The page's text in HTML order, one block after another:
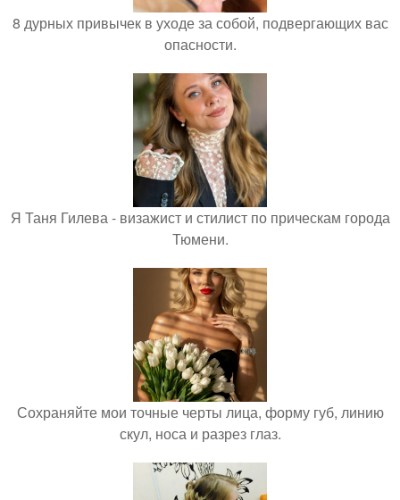
8 дурных привычек в уходе за собой, подвергающих вас
опасности.
Я Таня Гилева - визажист и стилист по прическам города
Тюмени.
Сохраняйте мои точные черты лица, форму губ, линию
скул, носа и разрез глаз.